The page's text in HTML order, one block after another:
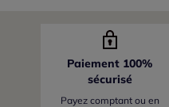
Paiement 100%
sécurisé
Payez comptant ou en